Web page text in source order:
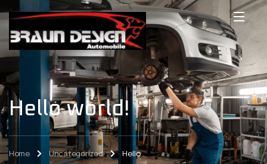
Hello world!
Home Uncategorized
Hello